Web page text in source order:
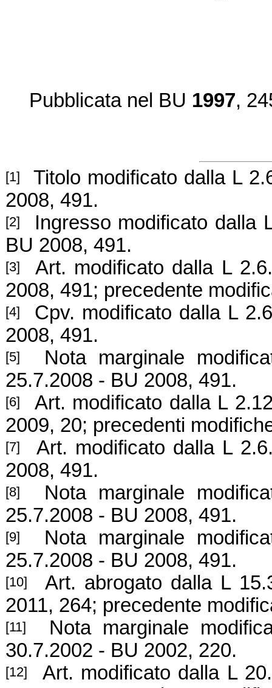
Pubblicata nel BU 1997,
[1]
Titolo modificato dalla L
2008, 491.
[2]
Ingresso modificato dalla
BU 2008, 491.
[3]
Art. modificato dalla L
2008, 491; precedente
[4]
Cpv. modificato dalla L
2008, 491.
[5]
Nota marginale
25.7.2008 - BU 2008, 491.
[6]
Art. modificato dalla L
2009, 20; precedenti
[7]
Art. modificato dalla L
2008, 491.
[8]
Nota marginale
25.7.2008 - BU 2008, 491.
[9]
Nota marginale
25.7.2008 - BU 2008, 491.
[10]
Art. abrogato dalla L
2011, 264; precedente
[11]
Nota marginale
30.7.2002 - BU 2002, 220.
[12] Art. modificato dalla L